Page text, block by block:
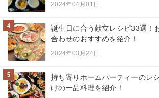
2024年04月01日
4
誕生日に合う献立レシピ33選！
合わせのおすすめを紹介！
2024年03月24日
5
持ち寄りホームパーティーのレ
けの一品料理を紹介！